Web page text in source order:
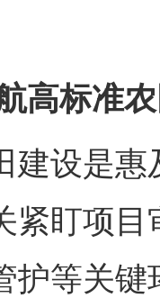
标准农
设是惠
紧盯项
护等关